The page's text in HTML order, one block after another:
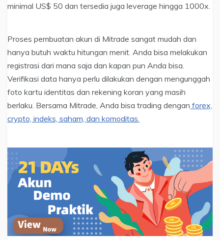
minimal US$ 50 dan tersedia juga leverage hingga 1000x.
Proses pembuatan akun di Mitrade sangat mudah dan
hanya butuh waktu hitungan menit. Anda bisa melakukan
registrasi dari mana saja dan kapan pun Anda bisa.
Verifikasi data hanya perlu dilakukan dengan mengunggah
foto kartu identitas dan rekening koran yang masih
berlaku. Bersama Mitrade, Anda bisa trading dengan forex,
crypto, indeks, saham, dan komoditas.